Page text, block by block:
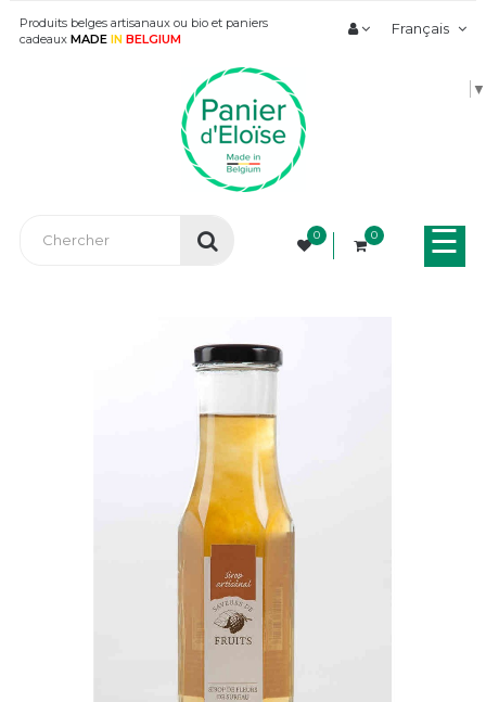
Produits belges artisanaux ou bio et paniers
cadeaux MADE IN BELGIUM
Français
▼
0 0
la
☰